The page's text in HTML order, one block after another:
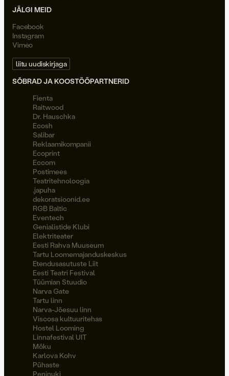
JÄLGI MEID
Facebook
Instagram
Vimeo
liitu uudiskirjaga
SÕBRAD JA KOOSTÖÖPARTNERID
Fienta
Raitwood
Dr. Hauschka
Ecosh
Salibar
Reklaamikompanii
Ecoprint
Eccom
Postimees
Teatritehnoloogia
.japuha
dekoratsioonid.ee
RGB Baltic
Eventech
Genialistide Klubi
Elektriteater
Eesti Rahva Muuseum
Tartu Loomemajanduskeskus
Etendusasutuste Liit
Eesti Teatri Festival
Tüümian Stuudio
Narva Gate
Tartu linn
Narva-Jõesuu linn
Viscosa kultuuritehas
Hostel Looming
Linnafestival UIT
Möku
Karlova Kohv
Pühaste
Peninuki